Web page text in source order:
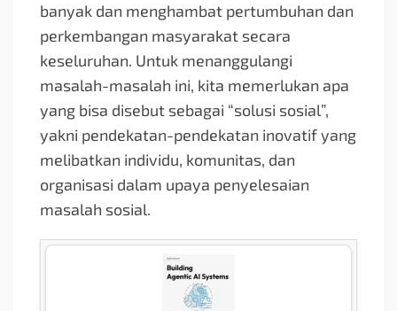
banyak dan menghambat pertumbuhan dan
perkembangan masyarakat secara
keseluruhan. Untuk menanggulangi
masalah-masalah ini, kita memerlukan apa
yang bisa disebut sebagai “solusi sosial”,
yakni pendekatan-pendekatan inovatif yang
melibatkan individu, komunitas, dan
organisasi dalam upaya penyelesaian
masalah sosial.